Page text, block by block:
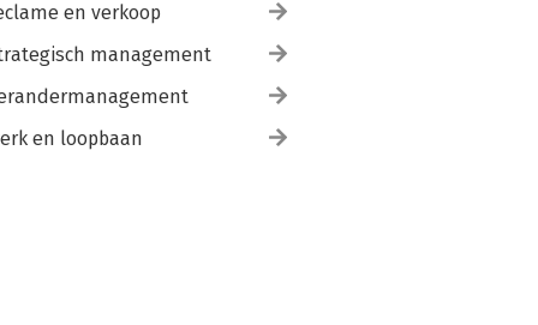
en verkoop
management
en loopbaan